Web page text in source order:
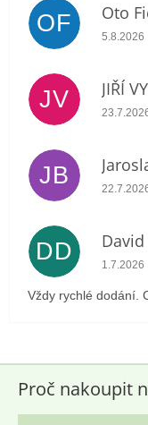
OF Oto
5.8.2026
JV JIŘÍ
JB
DD 1.7.2026
Vždy rychlé dodání.
Proč nakoupit